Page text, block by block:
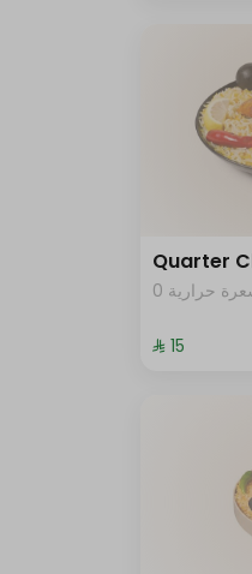
Quarter
حرارية
⁨⁦‪‬ 15⁩